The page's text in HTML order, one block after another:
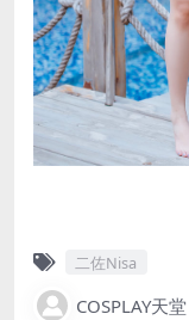
二佐Nisa
COSPLAY天堂